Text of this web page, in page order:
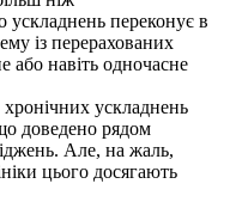
ускладнень переконує в
із перерахованих
або навіть одночасне
ускладнень
доведено рядом
Але, на жаль,
цього досягають